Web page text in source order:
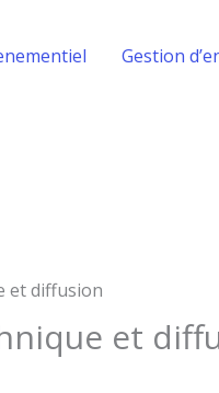
Gestion
et diffusion
et